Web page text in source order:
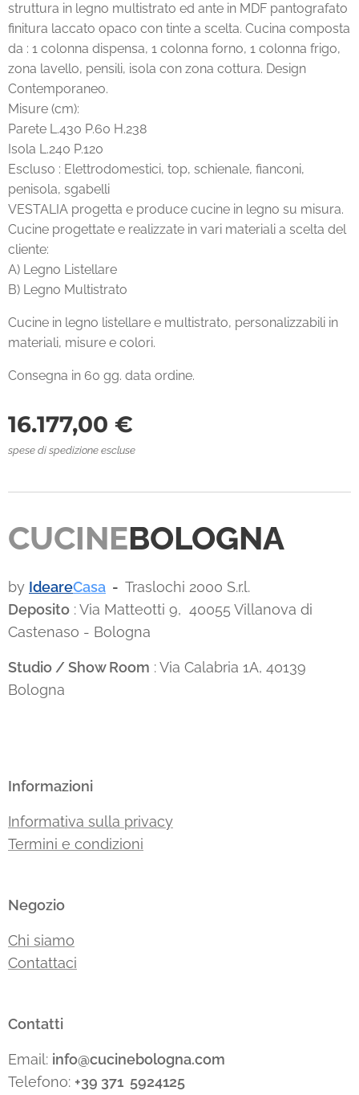
struttura in legno multistrato ed ante in MDF pantografato
finitura laccato opaco con tinte a scelta. Cucina composta
da : 1 colonna dispensa, 1 colonna forno, 1 colonna frigo,
zona lavello, pensili, isola con zona cottura. Design
Contemporaneo.
Misure (cm):
Parete L.430 P.60 H.238
Isola L.240 P.120
Escluso : Elettrodomestici, top, schienale, fianconi,
penisola, sgabelli
VESTALIA progetta e produce cucine in legno su misura.
Cucine progettate e realizzate in vari materiali a scelta del
cliente:
A) Legno Listellare
B) Legno Multistrato
Cucine in legno listellare e multistrato, personalizzabili in
materiali, misure e colori.
Consegna in 60 gg. data ordine.
16.177,00 €
spese di spedizione escluse
CUCINEBOLOGNA
by IdeareCasa - Traslochi 2000 S.r.l.
Deposito : Via Matteotti 9, 40055 Villanova di
Castenaso - Bologna
Studio / Show Room : Via Calabria 1A, 40139
Bologna
Informazioni
Informativa sulla privacy
Termini e condizioni
Negozio
Chi siamo
Contattaci
Contatti
Email: info@cucinebologna.com
Telefono: +39 371 5924125